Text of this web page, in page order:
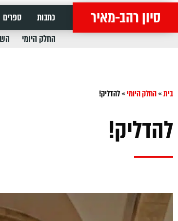
סיון רהב-מאיר כתבות ספרים
החלק היומי
בית»החלק היומי»להדליק!
להדליק!